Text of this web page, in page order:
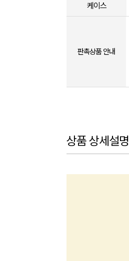
케이스
판촉상품 안내
상품 상세설명